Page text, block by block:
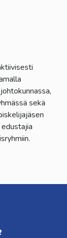
johtokunnassa,
sekä